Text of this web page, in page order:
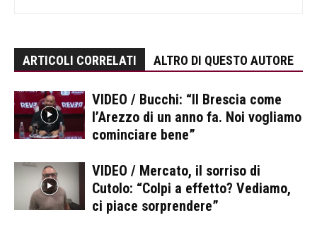
ARTICOLI CORRELATI ALTRO DI QUESTO AUTORE
VIDEO / Bucchi: “Il Brescia come
l’Arezzo di un anno fa. Noi vogliamo
cominciare bene”
VIDEO / Mercato, il sorriso di
Cutolo: “Colpi a effetto? Vediamo,
ci piace sorprendere”